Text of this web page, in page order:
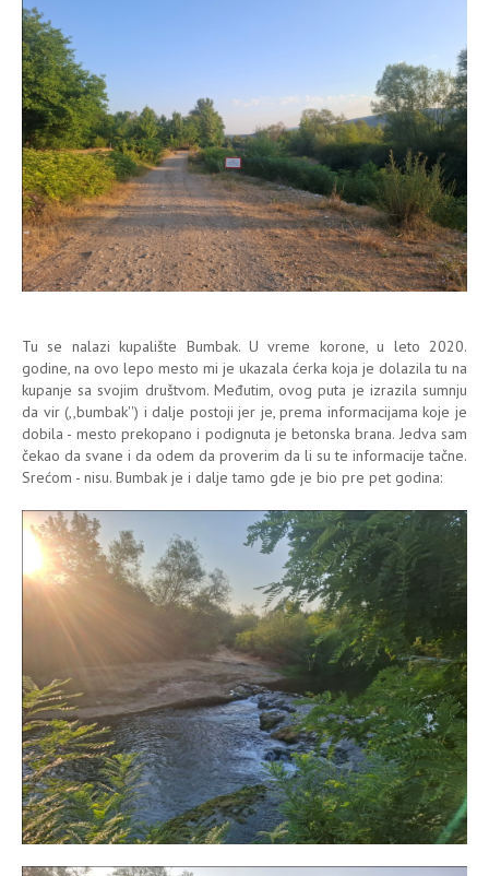
Tu se nalazi kupalište Bumbak. U vreme korone, u leto 2020.
godine, na ovo lepo mesto mi je ukazala ćerka koja je dolazila tu na
kupanje sa svojim društvom. Međutim, ovog puta je izrazila sumnju
da vir (,,bumbak'') i dalje postoji jer je, prema informacijama koje je
dobila - mesto prekopano i podignuta je betonska brana. Jedva sam
čekao da svane i da odem da proverim da li su te informacije tačne.
Srećom - nisu. Bumbak je i dalje tamo gde je bio pre pet godina: